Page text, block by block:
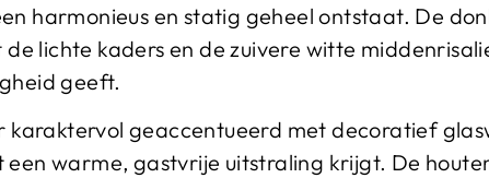
harmonieus en statig geheel ontstaat. De
lichte kaders en de zuivere witte
geeft.
karaktervol geaccentueerd met decoratief
warme, gastvrije uitstraling krijgt. De